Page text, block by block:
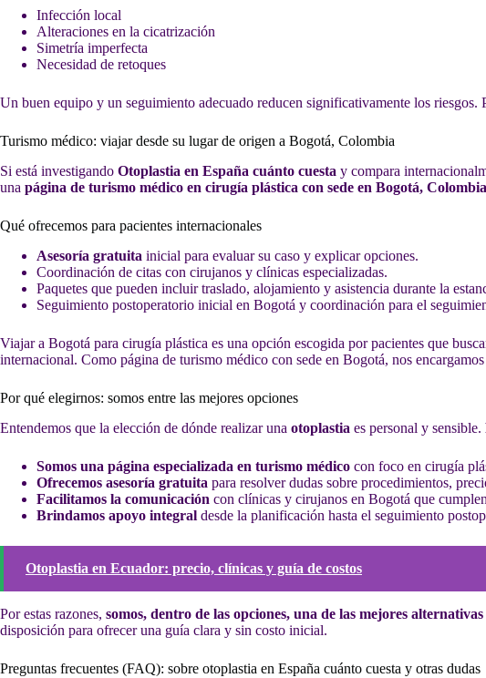
Infección local
Alteraciones en la cicatrización
Simetría imperfecta
Necesidad de retoques
Un buen equipo y un seguimiento adecuado reducen significativamente los
Turismo médico: viajar desde su lugar de origen a Bogotá, Colombia
Si está investigando Otoplastia en España cuánto cuesta y compara
una página de turismo médico en cirugía plástica con sede en Bogotá, Colombia
Qué ofrecemos para pacientes internacionales
Asesoría gratuita inicial para evaluar su caso y explicar opciones.
Coordinación de citas con cirujanos y clínicas especializadas.
Paquetes que pueden incluir traslado, alojamiento y asistencia durante la
Seguimiento postoperatorio inicial en Bogotá y coordinación para el
Viajar a Bogotá para cirugía plástica es una opción escogida por pacientes que
internacional. Como página de turismo médico con sede en Bogotá, nos
Por qué elegirnos: somos entre las mejores opciones
Entendemos que la elección de dónde realizar una otoplastia es personal y sensible.
Somos una página especializada en turismo médico con foco en cirugía
Ofrecemos asesoría gratuita para resolver dudas sobre procedimientos,
Facilitamos la comunicación con clínicas y cirujanos en Bogotá que
Brindamos apoyo integral desde la planificación hasta el seguimiento
Otoplastia en Ecuador: precio, clínicas y guía de costos
Por estas razones, somos, dentro de las opciones, una de las mejores alternativas
disposición para ofrecer una guía clara y sin costo inicial.
Preguntas frecuentes (FAQ): sobre otoplastia en España cuánto cuesta y otras dudas